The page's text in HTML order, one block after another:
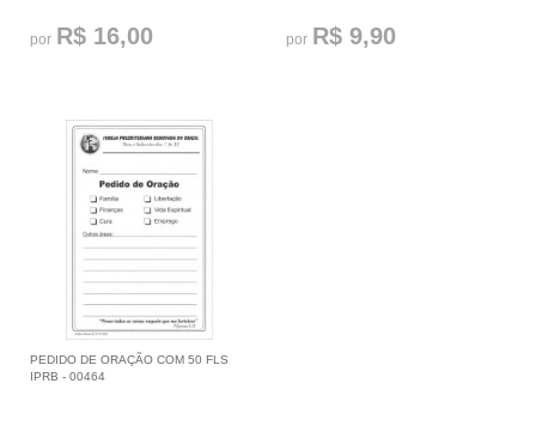
por R$ 16,00 por R$ 9,90
PEDIDO DE ORAÇÃO COM 50 FLS
IPRB - 00464